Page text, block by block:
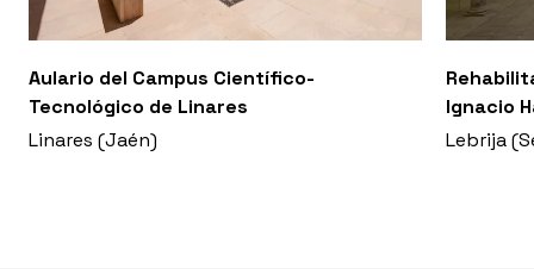
Aulario del Campus Científico-
Tecnológico de Linares
Linares (Jaén)
Ignacio
Lebrija